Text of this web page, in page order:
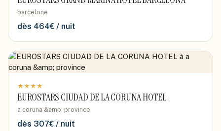
barcelone
dès 464€ / nuit
★ ★ ★ ★
EUROSTARS CIUDAD DE LA CORUNA HOTEL
a coruna &amp; province
dès 307€ / nuit